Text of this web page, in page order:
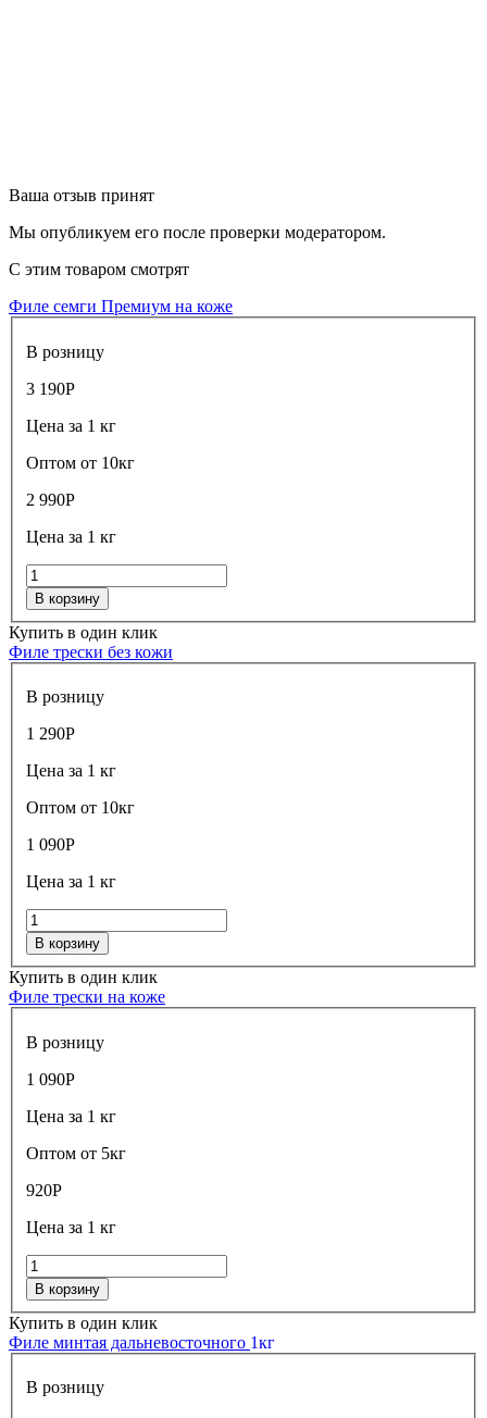
Ваша отзыв принят
Мы опубликуем его после проверки модератором.
С этим товаром смотрят
Филе семги Премиум на коже
В розницу
3 190Р
Цена за 1 кг
Оптом от 10кг
2 990Р
Цена за 1 кг
В корзину
Купить в один клик
Филе трески без кожи
В розницу
1 290Р
Цена за 1 кг
Оптом от 10кг
1 090Р
Цена за 1 кг
В корзину
Купить в один клик
Филе трески на коже
В розницу
1 090Р
Цена за 1 кг
Оптом от 5кг
920Р
Цена за 1 кг
В корзину
Купить в один клик
Филе минтая дальневосточного 1кг
В розницу